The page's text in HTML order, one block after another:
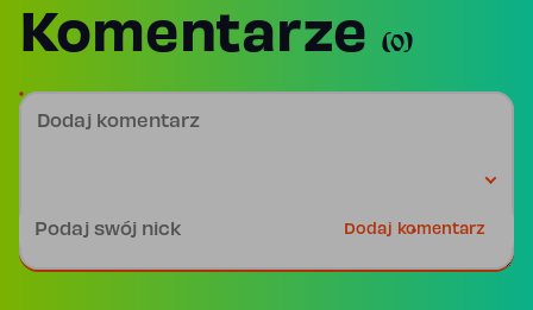
Komentarze (0)
Dodaj komentarz
Dodaj komentarz